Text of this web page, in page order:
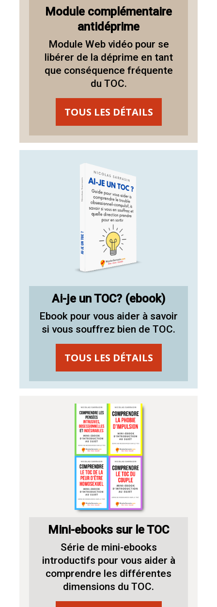
Module complémentaire
antidéprime
Module Web vidéo pour se
libérer de la déprime en tant
que conséquence fréquente
du TOC.
TOUS LES DÉTAILS
Ai-je un TOC? (ebook)
Ebook pour vous aider à savoir
si vous souffrez bien de TOC.
TOUS LES DÉTAILS
Mini-ebooks sur le TOC
Série de mini-ebooks
introductifs pour vous aider à
comprendre les différentes
dimensions du TOC.